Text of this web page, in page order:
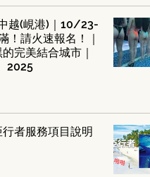
越(峴港)｜10/23-
！請火速報名！｜
完美結合城市｜
2025
者服務項目說明